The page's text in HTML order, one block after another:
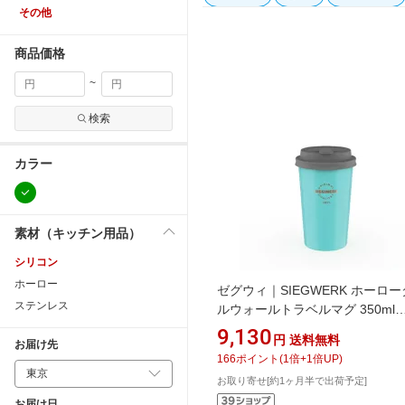
その他
商品価格
~
検索
カラー
素材（キッチン用品）
シリコン
ホーロー
ステンレス
お届け先
ゼグウィ｜SIEGWERK ホーロー
ルウォールトラベルマグ 350ml
Siegwerk ゼグウィー ミントブル
TGDWCG9415734
9,130 円 送料無料
166ポイント (1 倍+1 倍UP)
お取り寄せ[約1ヶ月半で出荷予定]